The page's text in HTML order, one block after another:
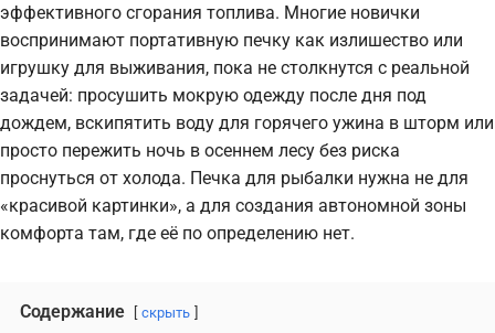
эффективного сгорания топлива. Многие новички
воспринимают портативную печку как излишество или
игрушку для выживания, пока не столкнутся с реальной
задачей: просушить мокрую одежду после дня под
дождем, вскипятить воду для горячего ужина в шторм или
просто пережить ночь в осеннем лесу без риска
проснуться от холода. Печка для рыбалки нужна не для
«красивой картинки», а для создания автономной зоны
комфорта там, где её по определению нет.
Содержание скрыть